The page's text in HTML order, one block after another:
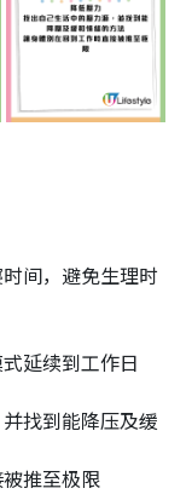
间，避免生理时
延续到工作日
找到能降压及缓
推至极限